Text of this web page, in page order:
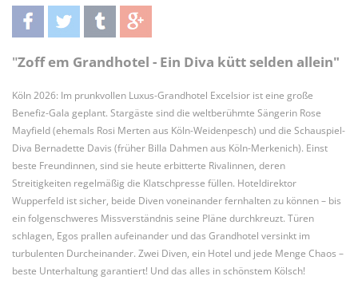
teilentwittern teilen teilen
"Zoff em Grandhotel - Ein Diva kütt selden allein"
Köln 2026: Im prunkvollen Luxus-Grandhotel Excelsior ist eine große
Benefiz-Gala geplant. Stargäste sind die weltberühmte Sängerin Rose
Mayfield (ehemals Rosi Merten aus Köln-Weidenpesch) und die Schauspiel-
Diva Bernadette Davis (früher Billa Dahmen aus Köln-Merkenich). Einst
beste Freundinnen, sind sie heute erbitterte Rivalinnen, deren
Streitigkeiten regelmäßig die Klatschpresse füllen. Hoteldirektor
Wupperfeld ist sicher, beide Diven voneinander fernhalten zu können – bis
ein folgenschweres Missverständnis seine Pläne durchkreuzt. Türen
schlagen, Egos prallen aufeinander und das Grandhotel versinkt im
turbulenten Durcheinander. Zwei Diven, ein Hotel und jede Menge Chaos –
beste Unterhaltung garantiert! Und das alles in schönstem Kölsch!